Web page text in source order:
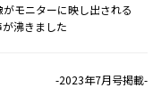
がモニターに映し出される
沸きました
-2023年7月号掲載-